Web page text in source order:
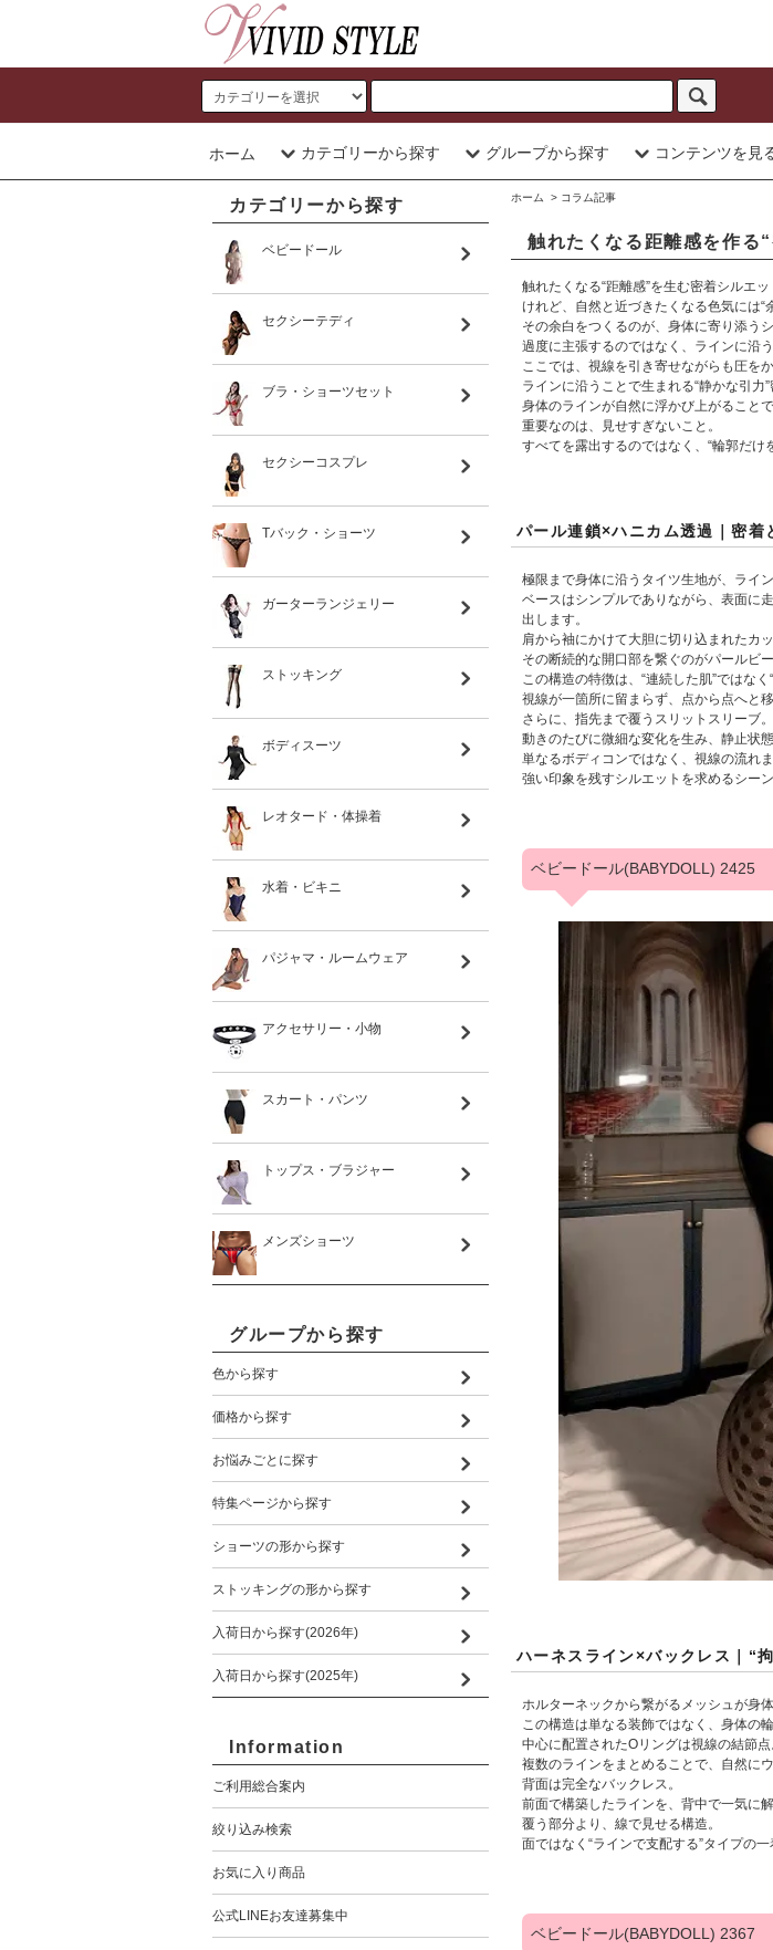
ホーム カテゴリーから探す グループから探す コンテンツを見
ホーム > コラム記事
触れたくなる距離感を作る
触れたくなる“距離感”を生む密着シルエ
けれど、自然と近づきたくなる色気には“
その余白をつくるのが、身体に寄り添うシ
過度に主張するのではなく、ラインに沿
ここでは、視線を引き寄せながらも圧を
ラインに沿うことで生まれる“静かな引力
身体のラインが自然に浮かび上がること
重要なのは、見せすぎないこと。
すべてを露出するのではなく、“輪郭だけ
パール連鎖×ハニカム透過｜密着
極限まで身体に沿うタイツ生地が、ライ
ベースはシンプルでありながら、表面に
出します。
肩から袖にかけて大胆に切り込まれたカッ
その断続的な開口部を繋ぐのがパールビ
この構造の特徴は、“連続した肌”ではなく
視線が一箇所に留まらず、点から点へと
さらに、指先まで覆うスリットスリーブ。
動きのたびに微細な変化を生み、静止状
単なるボディコンではなく、視線の流れ
強い印象を残すシルエットを求めるシー
ベビードール(BABYDOLL) 2425
ハーネスライン×バックレス｜“
ホルターネックから繋がるメッシュが身
この構造は単なる装飾ではなく、身体の
中心に配置されたOリングは視線の結節点
複数のラインをまとめることで、自然に
背面は完全なバックレス。
前面で構築したラインを、背中で一気に
覆う部分より、線で見せる構造。
面ではなく“ラインで支配する”タイプの一
ベビードール(BABYDOLL) 2367
カテゴリーから探す
ベビードール
セクシーテディ
ブラ・ショーツセット
セクシーコスプレ
Tバック・ショーツ
ガーターランジェリー
ストッキング
ボディスーツ
レオタード・体操着
水着・ビキニ
パジャマ・ルームウェア
アクセサリー・小物
スカート・パンツ
トップス・ブラジャー
メンズショーツ
グループから探す
色から探す
価格から探す
お悩みごとに探す
特集ページから探す
ショーツの形から探す
ストッキングの形から探す
入荷日から探す(2026年)
入荷日から探す(2025年)
Information
ご利用総合案内
絞り込み検索
お気に入り商品
公式LINEお友達募集中